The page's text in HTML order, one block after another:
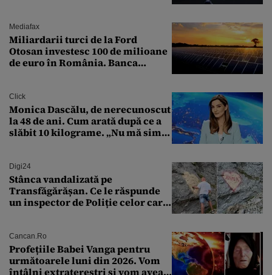
Mediafax
Miliardarii turci de la Ford
Otosan investesc 100 de milioane
de euro în România. Banca
Click
Monica Dascălu, de nerecunoscut
la 48 de ani. Cum arată după ce a
slăbit 10 kilograme. „Nu mă simt
Digi24
Stânca vandalizată pe
Transfăgărășan. Ce le răspunde
un inspector de Poliție celor care
Cancan.ro
Profețiile Babei Vanga pentru
următoarele luni din 2026. Vom
întâlni extratereștri și vom avea